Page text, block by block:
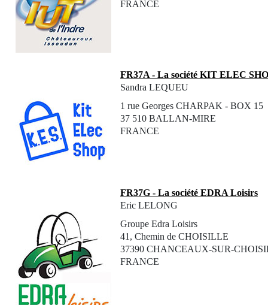
FRANCE
FR37A - La société KIT ELEC
Sandra LEQUEU
1 rue Georges CHARPAK - BOX 15
37 510 BALLAN-MIRE
FRANCE
FR37G - La société EDRA Loisirs
Eric LELONG
Groupe Edra Loisirs
41, Chemin de CHOISILLE
37390 CHANCEAUX-SUR-
FRANCE